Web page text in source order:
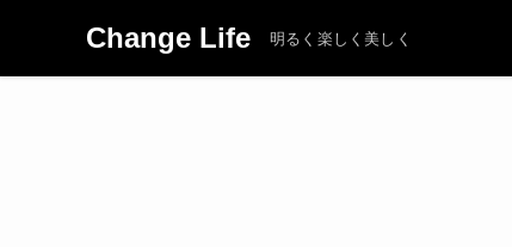
Change Life 明るく楽しく美しく